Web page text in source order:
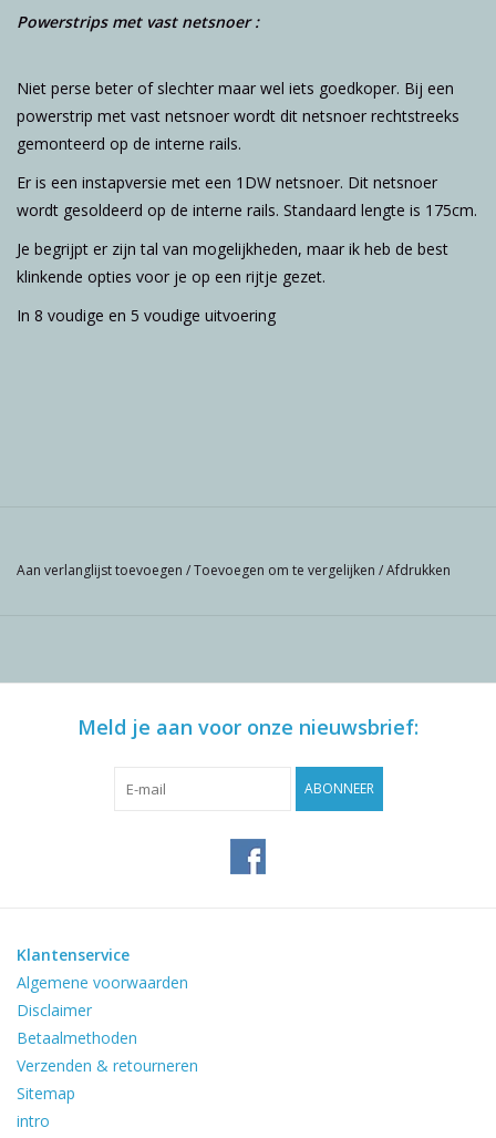
Powerstrips met vast netsnoer :
Niet perse beter of slechter maar wel iets goedkoper. Bij een
powerstrip met vast netsnoer wordt dit netsnoer rechtstreeks
gemonteerd op de interne rails.
Er is een instapversie met een 1DW netsnoer. Dit netsnoer
wordt gesoldeerd op de interne rails. Standaard lengte is 175cm.
Je begrijpt er zijn tal van mogelijkheden, maar ik heb de best
klinkende opties voor je op een rijtje gezet.
In 8 voudige en 5 voudige uitvoering
Aan verlanglijst toevoegen /Toevoegen om te vergelijken /Afdrukken
Meld je aan voor onze nieuwsbrief:
ABONNEER
Klantenservice
Algemene voorwaarden
Disclaimer
Betaalmethoden
Verzenden & retourneren
Sitemap
intro